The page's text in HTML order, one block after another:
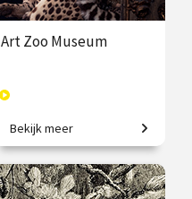
Art Zoo Museum
Waar kunst, ambacht en
natuur samenkomen.
Bekijk meer